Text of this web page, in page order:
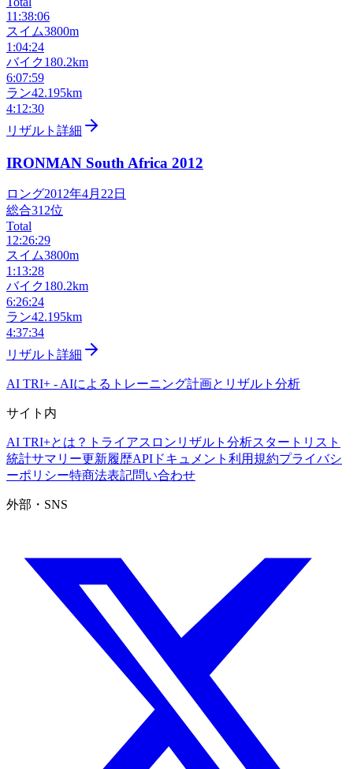
11:38:06
スイム3800m
1:04:24
バイク180.2km
6:07:59
ラン42.195km
4:12:30
リザルト詳細
IRONMAN South Africa 2012
ロング2012年4月22日
総合312位
Total
12:26:29
スイム3800m
1:13:28
バイク180.2km
6:26:24
ラン42.195km
4:37:34
リザルト詳細
AI TRI+ - AIによるトレーニング計画とリザルト分析
サイト内
AI TRI+とは？ トライアスロンリザルト分析スタートリスト
統計サマリー更新履歴APIドキュメント 利用規約プライバシ
ーポリシー特商法表記問い合わせ
外部・SNS